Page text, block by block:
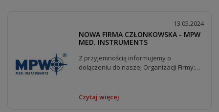
13.05.2024
NOWA FIRMA CZŁONKOWSKA - MPW
MED. INSTRUMENTS
Z przyjemnością informujemy o
dołączeniu do naszej Organizacji Firmy:
Czytaj więcej